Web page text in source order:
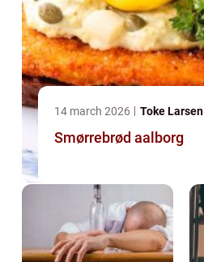
14 march 2026 Toke Larsen
Smørrebrød aalborg